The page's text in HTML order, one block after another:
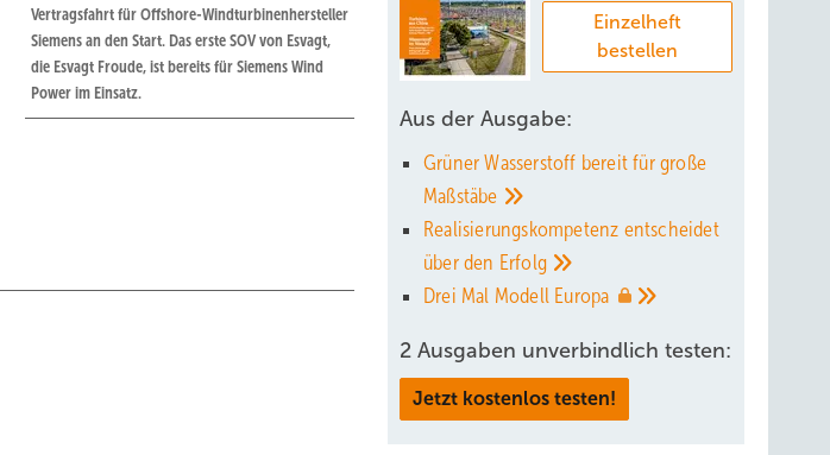
Vertragsfahrt für Offshore-Windturbinenhersteller
Siemens an den Start. Das erste SOV von Esvagt,
die Esvagt Froude, ist bereits für Siemens Wind
Power im Einsatz.
Einzelheft
bestellen
Aus der Ausgabe:
Grüner Wasserstoff bereit für große
Maßstäbe
Realisierungskompetenz entscheidet
über den Erfolg
Drei Mal Modell Europa
2 Ausgaben unverbindlich testen:
Jetzt kostenlos testen!